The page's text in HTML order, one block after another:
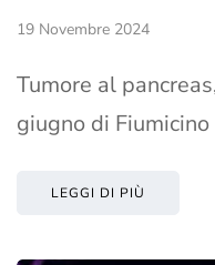
19 Novembre 2024
Tumore al
giugno di Fiumicino
LEGGI DI PIÙ